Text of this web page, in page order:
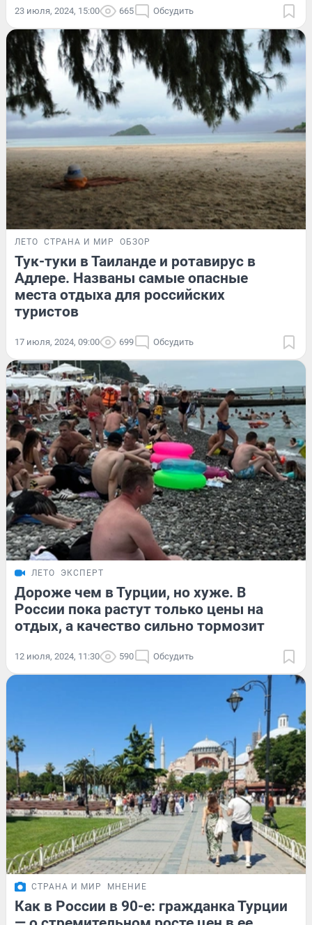
23 июля, 2024, 15:00 665 Обсудить
ЛЕТО СТРАНА И МИР ОБЗОР
Тук-туки в Таиланде и ротавирус в
Адлере. Названы самые опасные
места отдыха для российских
туристов
17 июля, 2024, 09:00 699 Обсудить
ЛЕТО ЭКСПЕРТ
Дороже чем в Турции, но хуже. В
России пока растут только цены на
отдых, а качество сильно тормозит
12 июля, 2024, 11:30 590 Обсудить
СТРАНА И МИР МНЕНИЕ
Как в России в 90-е: гражданка Турции